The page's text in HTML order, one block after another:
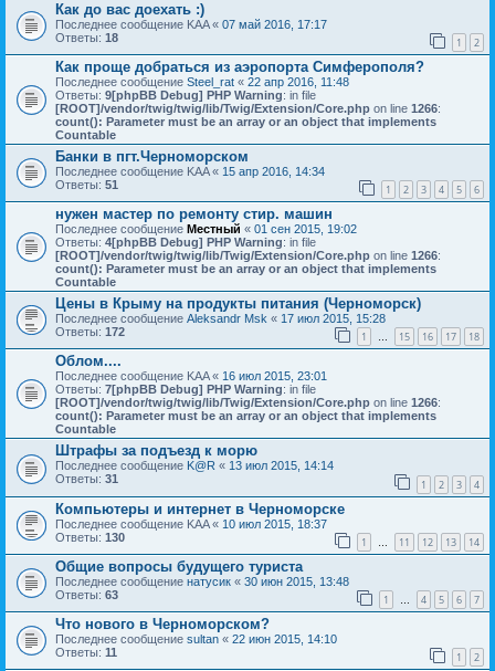
Как до вас доехать :)
Последнее сообщение KAA« 07 май 2016, 17:17
Ответы: 18 1 2
Как проще добраться из аэропорта Симферополя?
Последнее сообщение Steel_rat « 22 апр 2016, 11:48
Ответы: 9[phpBB Debug] PHP Warning: in file
[ROOT]/vendor/twig/twig/lib/Twig/Extension/Core.php on line 1266:
count(): Parameter must be an array or an object that implements
Countable
Банки в пгт.Черноморском
Последнее сообщение KAA« 15 апр 2016, 14:34
Ответы: 51 1 2 3 4 5 6
нужен мастер по ремонту стир. машин
Последнее сообщение Местный « 01 сен 2015, 19:02
Ответы: 4[phpBB Debug] PHP Warning: in file
[ROOT]/vendor/twig/twig/lib/Twig/Extension/Core.php on line 1266:
count(): Parameter must be an array or an object that implements
Countable
Цены в Крыму на продукты питания (Черноморск)
Последнее сообщение Aleksandr Msk « 17 июл 2015, 15:28
Ответы: 172 1 … 15 16 17 18
Облом....
Последнее сообщение KAA« 16 июл 2015, 23:01
Ответы: 7[phpBB Debug] PHP Warning: in file
[ROOT]/vendor/twig/twig/lib/Twig/Extension/Core.php on line 1266:
count(): Parameter must be an array or an object that implements
Countable
Штрафы за подъезд к морю
Последнее сообщение K@R « 13 июл 2015, 14:14
Ответы: 31 1 2 3 4
Компьютеры и интернет в Черноморске
Последнее сообщение KAA« 10 июл 2015, 18:37
Ответы: 130 1 11 12 13 14
Общие вопросы будущего туриста
Последнее сообщение натусик « 30 июн 2015, 13:48
Ответы: 63 1 4 5 6 7
Что нового в Черноморском?
Последнее сообщение sultan « 22 июн 2015, 14:10
Ответы: 11 1 2